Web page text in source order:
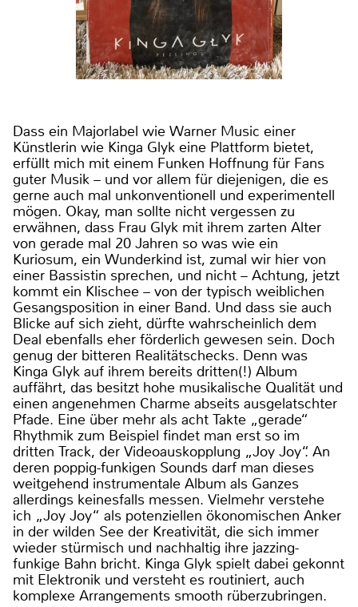
Dass ein Majorlabel wie Warner Music einer
Künstlerin wie Kinga Glyk eine Plattform bietet,
erfüllt mich mit einem Funken Hoffnung für Fans
guter Musik – und vor allem für diejenigen, die es
gerne auch mal unkonventionell und experimentell
mögen. Okay, man sollte nicht vergessen zu
erwähnen, dass Frau Glyk mit ihrem zarten Alter
von gerade mal 20 Jahren so was wie ein
Kuriosum, ein Wunderkind ist, zumal wir hier von
einer Bassistin sprechen, und nicht – Achtung, jetzt
kommt ein Klischee – von der typisch weiblichen
Gesangsposition in einer Band. Und dass sie auch
Blicke auf sich zieht, dürfte wahrscheinlich dem
Deal ebenfalls eher förderlich gewesen sein. Doch
genug der bitteren Realitätschecks. Denn was
Kinga Glyk auf ihrem bereits dritten(!) Album
auffährt, das besitzt hohe musikalische Qualität und
einen angenehmen Charme abseits ausgelatschter
Pfade. Eine über mehr als acht Takte „gerade“
Rhythmik zum Beispiel findet man erst so im
dritten Track, der Videoauskopplung „Joy Joy“. An
deren poppig-funkigen Sounds darf man dieses
weitgehend instrumentale Album als Ganzes
allerdings keinesfalls messen. Vielmehr verstehe
ich „Joy Joy“ als potenziellen ökonomischen Anker
in der wilden See der Kreativität, die sich immer
wieder stürmisch und nachhaltig ihre jazzing-
funkige Bahn bricht. Kinga Glyk spielt dabei gekonnt
mit Elektronik und versteht es routiniert, auch
komplexe Arrangements smooth rüberzubringen.